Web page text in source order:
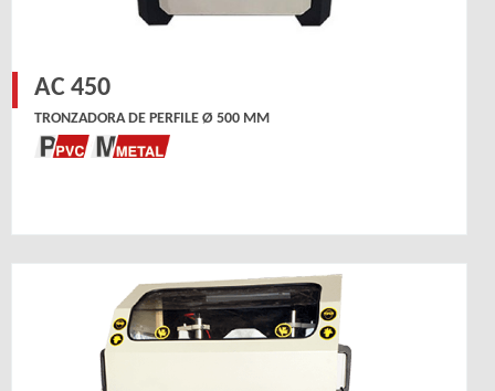
AC 450
TRONZADORA DE PERFILE Ø 500 MM